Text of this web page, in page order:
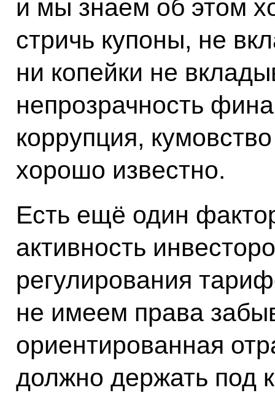
и мы знаем об этом
стричь купоны, не
ни копейки не
непрозрачность
коррупция,
хорошо известно.
Есть ещё один
активность
регулирования
не имеем права
ориентированная
должно держать под